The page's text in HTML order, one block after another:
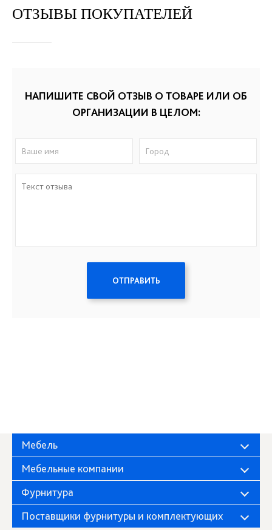
ОТЗЫВЫ ПОКУПАТЕЛЕЙ
НАПИШИТЕ СВОЙ ОТЗЫВ О ТОВАРЕ ИЛИ ОБ
ОРГАНИЗАЦИИ В ЦЕЛОМ:
ОТПРАВИТЬ
Мебель
Мебельные компании
Фурнитура
Поставщики фурнитуры и комплектующих